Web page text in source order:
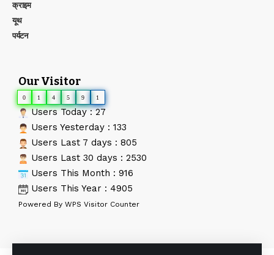
क्राइम
यूथ
पर्यटन
Our Visitor
0 1 4 5 9 1
Users Today : 27
Users Yesterday : 133
Users Last 7 days : 805
Users Last 30 days : 2530
Users This Month : 916
Users This Year : 4905
Powered By WPS Visitor Counter